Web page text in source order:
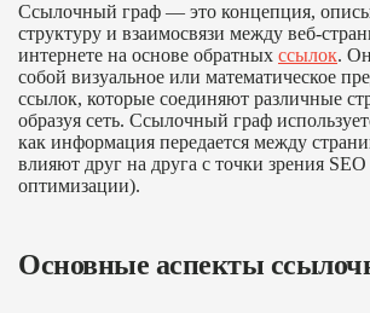
Ссылочный граф — это концепция,
структуру и взаимосвязи между веб-
интернете на основе обратных ссылок.
собой визуальное или математическое
ссылок, которые соединяют различные
образуя сеть. Ссылочный граф
как информация передается между
влияют друг на друга с точки зрения
оптимизации).
Основные аспекты